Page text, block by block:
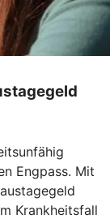
Engpass. Mit
Krankheitsfall